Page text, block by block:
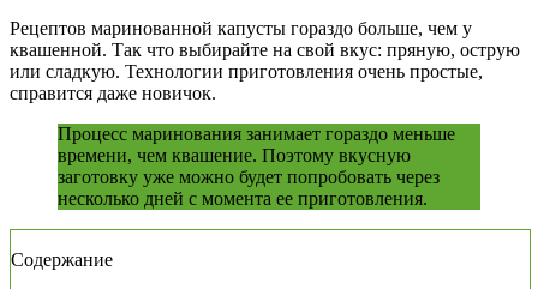
Рецептов маринованной капусты гораздо больше, чем у
квашенной. Так что выбирайте на свой вкус: пряную, острую
или сладкую. Технологии приготовления очень простые,
справится даже новичок.
Процесс маринования занимает гораздо меньше
времени, чем квашение. Поэтому вкусную
заготовку уже можно будет попробовать через
несколько дней с момента ее приготовления.
Содержание